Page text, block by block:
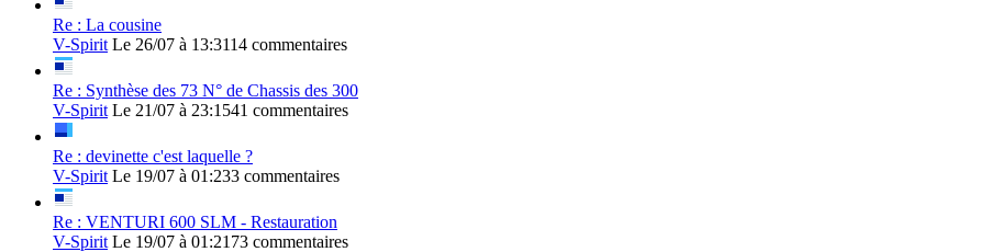
Re : La cousine
V-Spirit Le 26/07 à 13:3114 commentaires
Re : Synthèse des 73 N° de Chassis des 300
V-Spirit Le 21/07 à 23:1541 commentaires
Re : devinette c'est laquelle ?
V-Spirit Le 19/07 à 01:233 commentaires
Re : VENTURI 600 SLM - Restauration
V-Spirit Le 19/07 à 01:21 73 commentaires